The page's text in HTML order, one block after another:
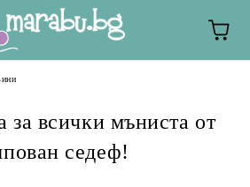
за всички мъниста от
седеф!